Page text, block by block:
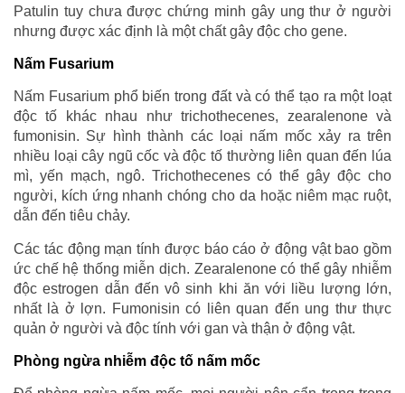
Patulin tuy chưa được chứng minh gây ung thư ở người
nhưng được xác định là một chất gây độc cho gene.
Nấm Fusarium
Nấm Fusarium phổ biến trong đất và có thể tạo ra một loạt
độc tố khác nhau như trichothecenes, zearalenone và
fumonisin. Sự hình thành các loại nấm mốc xảy ra trên
nhiều loại cây ngũ cốc và độc tố thường liên quan đến lúa
mì, yến mạch, ngô. Trichothecenes có thể gây độc cho
người, kích ứng nhanh chóng cho da hoặc niêm mạc ruột,
dẫn đến tiêu chảy.
Các tác động mạn tính được báo cáo ở động vật bao gồm
ức chế hệ thống miễn dịch. Zearalenone có thể gây nhiễm
độc estrogen dẫn đến vô sinh khi ăn với liều lượng lớn,
nhất là ở lợn. Fumonisin có liên quan đến ung thư thực
quản ở người và độc tính với gan và thận ở động vật.
Phòng ngừa nhiễm độc tố nấm mốc